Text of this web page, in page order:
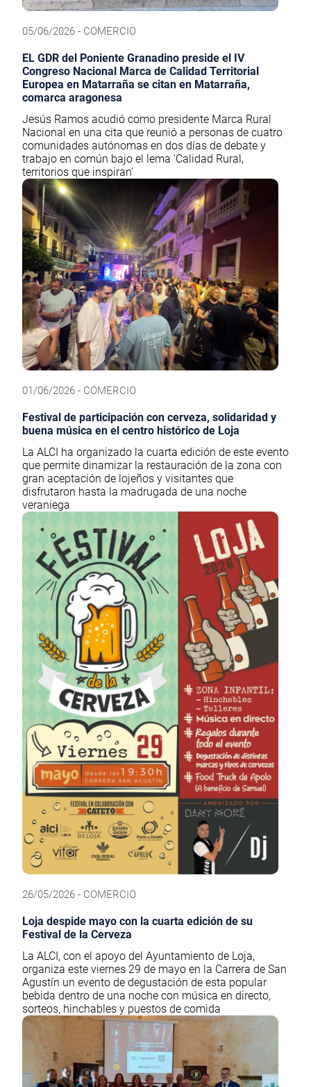
05/06/2026 - COMERCIO
EL GDR del Poniente Granadino preside el IV
Congreso Nacional Marca de Calidad Territorial
Europea en Matarraña se citan en Matarraña,
comarca aragonesa
Jesús Ramos acudió como presidente Marca Rural
Nacional en una cita que reunió a personas de cuatro
comunidades autónomas en dos días de debate y
trabajo en común bajo el lema ‘Calidad Rural,
territorios que inspiran’
01/06/2026 - COMERCIO
Festival de participación con cerveza, solidaridad y
buena música en el centro histórico de Loja
La ALCI ha organizado la cuarta edición de este evento
que permite dinamizar la restauración de la zona con
gran aceptación de lojeños y visitantes que
disfrutaron hasta la madrugada de una noche
veraniega
26/05/2026 - COMERCIO
Loja despide mayo con la cuarta edición de su
Festival de la Cerveza
La ALCI, con el apoyo del Ayuntamiento de Loja,
organiza este viernes 29 de mayo en la Carrera de San
Agustín un evento de degustación de esta popular
bebida dentro de una noche con música en directo,
sorteos, hinchables y puestos de comida